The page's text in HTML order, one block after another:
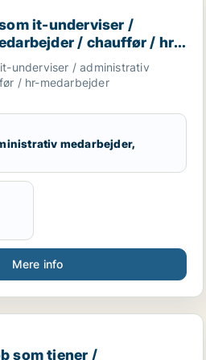
it-underviser / administrativ
it-underviser /
/ chauffør / hr-
underviser / administrativ
/ hr-medarbejder
medarbejder,
Mere info
tjener /
som tjener /